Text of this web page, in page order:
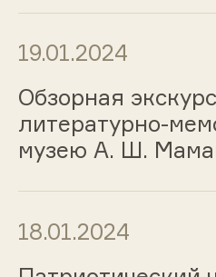
19.01.2024
Обзорная
литературно-
музею А. Ш.
18.01.2024